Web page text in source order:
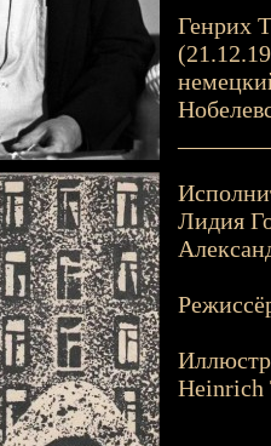
Генрих
Лидия
Heinrich